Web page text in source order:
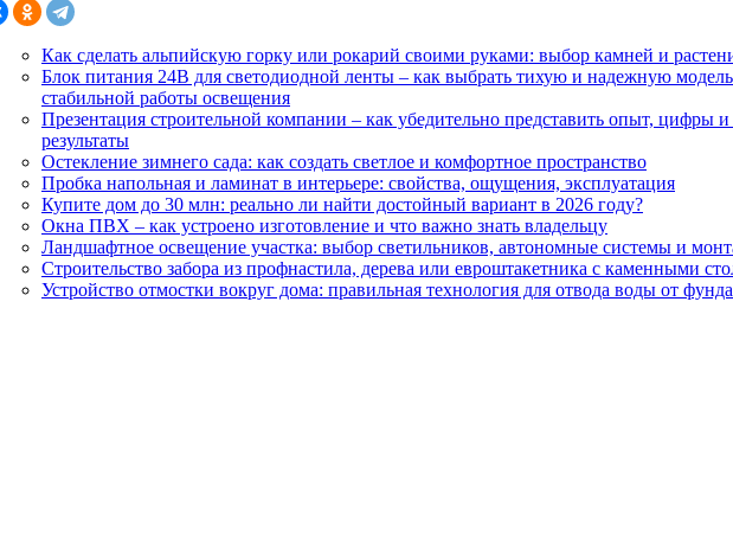
Как сделать альпийскую горку или рокарий своими руками: выбор камней и
Блок питания 24В для светодиодной ленты – как выбрать тихую и надежную
стабильной работы освещения
Презентация строительной компании – как убедительно представить опыт, цифры
результаты
Остекление зимнего сада: как создать светлое и комфортное пространство
Пробка напольная и ламинат в интерьере: свойства, ощущения, эксплуатация
Купите дом до 30 млн: реально ли найти достойный вариант в 2026 году?
Окна ПВХ – как устроено изготовление и что важно знать владельцу
Ландшафтное освещение участка: выбор светильников, автономные системы и
Строительство забора из профнастила, дерева или евроштакетника с каменными
Устройство отмостки вокруг дома: правильная технология для отвода воды от